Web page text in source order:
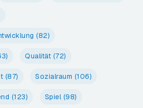
(82)
Qualität (72)
(87) Sozialraum (106)
(123) Spiel(98)